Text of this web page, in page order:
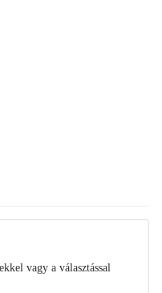
vagy a választással